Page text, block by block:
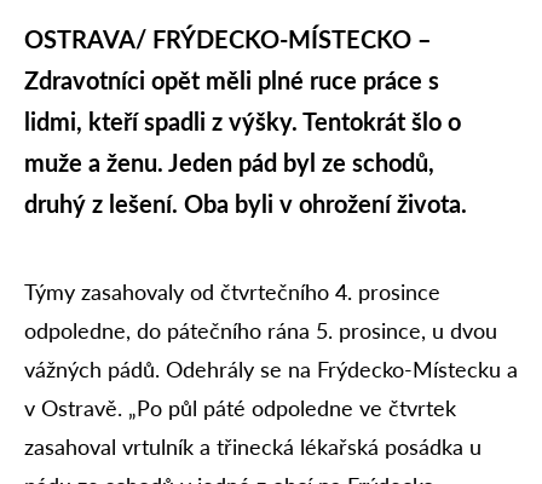
OSTRAVA/ FRÝDECKO-MÍSTECKO –
Zdravotníci opět měli plné ruce práce s
lidmi, kteří spadli z výšky. Tentokrát šlo o
muže a ženu. Jeden pád byl ze schodů,
druhý z lešení. Oba byli v ohrožení života.
Týmy zasahovaly od čtvrtečního 4. prosince
odpoledne, do pátečního rána 5. prosince, u dvou
vážných pádů. Odehrály se na Frýdecko-Místecku a
v Ostravě. „Po půl páté odpoledne ve čtvrtek
zasahoval vrtulník a třinecká lékařská posádka u